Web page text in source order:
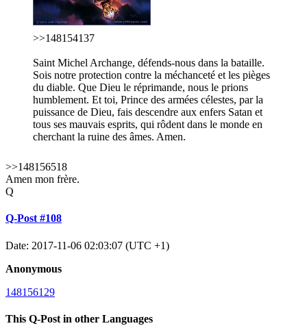
>>148154137
Saint Michel Archange, défends-nous dans la bataille.
Sois notre protection contre la méchanceté et les pièges
du diable. Que Dieu le réprimande, nous le prions
humblement. Et toi, Prince des armées célestes, par la
puissance de Dieu, fais descendre aux enfers Satan et
tous ses mauvais esprits, qui rôdent dans le monde en
cherchant la ruine des âmes. Amen.
>>148156518
Amen mon frère.
Q
Q-Post #108
Date: 2017-11-06 02:03:07 (UTC +1)
Anonymous
148156129
This Q-Post in other Languages